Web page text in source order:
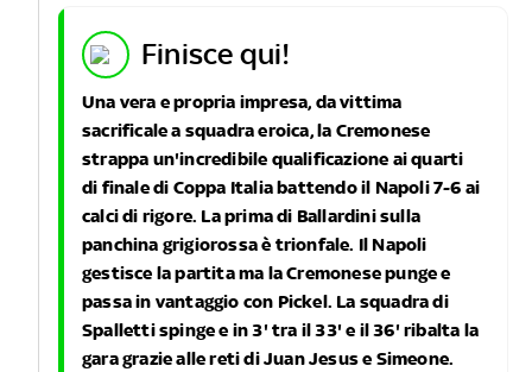
finisce qui!
Una vera e propria impresa, da vittima
sacrificale a squadra eroica, la Cremonese
strappa un'incredibile qualificazione ai quarti
di finale di Coppa Italia battendo il Napoli 7-6 ai
calci di rigore. La prima di Ballardini sulla
panchina grigiorossa è trionfale. Il Napoli
gestisce la partita ma la Cremonese punge e
passa in vantaggio con Pickel. La squadra di
Spalletti spinge e in 3' tra il 33' e il 36' ribalta la
gara grazie alle reti di Juan Jesus e Simeone.